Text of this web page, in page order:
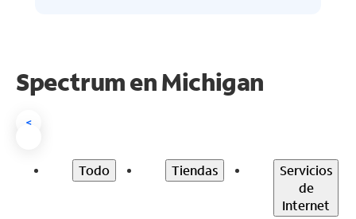
Spectrum enMichigan
<
Todo Tiendas
Servicios
de
Internet